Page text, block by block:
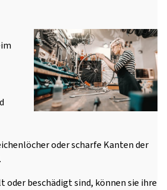
oder scharfe Kanten der
oder beschädigt sind, können sie ihre